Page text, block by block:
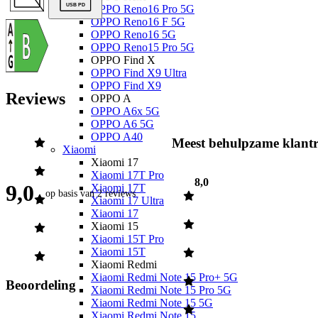
OPPO Reno16 Pro 5G
OPPO Reno16 F 5G
OPPO Reno16 5G
OPPO Reno15 Pro 5G
OPPO Find X
OPPO Find X9 Ultra
OPPO Find X9
OPPO A
OPPO A6x 5G
OPPO A6 5G
OPPO A40
Xiaomi
Xiaomi 17
Xiaomi 17T Pro
Xiaomi 17T
Xiaomi 17 Ultra
Xiaomi 17
Xiaomi 15
Xiaomi 15T Pro
Xiaomi 15T
Xiaomi Redmi
Xiaomi Redmi Note 15 Pro+ 5G
Xiaomi Redmi Note 15 Pro 5G
Xiaomi Redmi Note 15 5G
Xiaomi Redmi Note 15
USB PD
Reviews
9,0 op basis van2 reviews
Beoordeling
Meest behulpzame
8,0